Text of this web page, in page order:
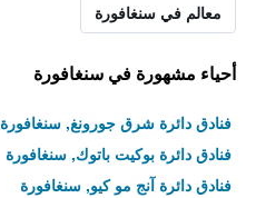
معالم في سنغافورة
أحياء مشهورة في سنغافورة
فنادق دائرة شرق جورونغ, سنغافورة
فنادق دائرة بوكيت باتوك, سنغافورة
فنادق دائرة آنج مو كيو, سنغافورة